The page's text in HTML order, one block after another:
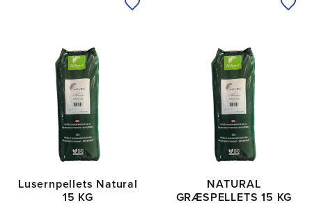
Tilføj til ønskeliste
Lusernpellets Natural
15 KG
NATURAL
GRÆSPELLETS 15 KG